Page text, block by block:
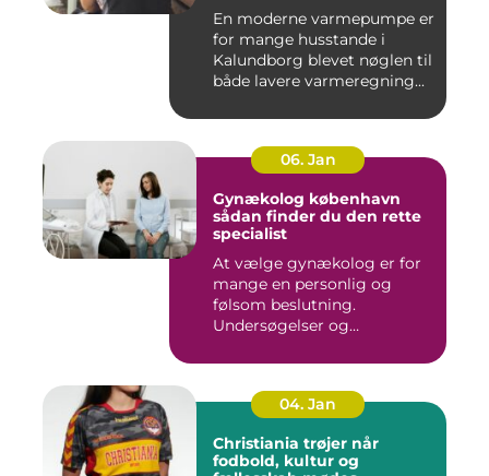
En moderne varmepumpe er
for mange husstande i
Kalundborg blevet nøglen til
både lavere varmeregning...
06. Jan
Gynækolog københavn
sådan finder du den rette
specialist
At vælge gynækolog er for
mange en personlig og
følsom beslutning.
Undersøgelser og
04. Jan
Christiania trøjer når
fodbold, kultur og